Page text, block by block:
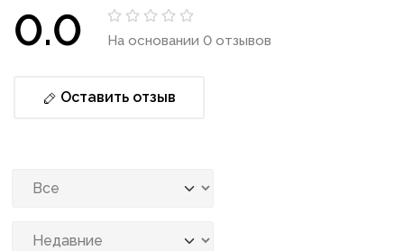
0.0 На основании 0 отзывов
Оставить отзыв